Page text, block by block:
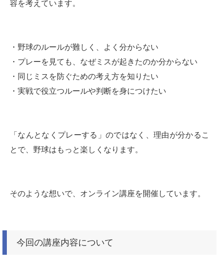
容を考えています。
・野球のルールが難しく、よく分からない
・プレーを見ても、なぜミスが起きたのか分からない
・同じミスを防ぐための考え方を知りたい
・実戦で役立つルールや判断を身につけたい
「なんとなくプレーする」のではなく、理由が分かるこ
とで、野球はもっと楽しくなります。
そのような想いで、オンライン講座を開催しています。
今回の講座内容について